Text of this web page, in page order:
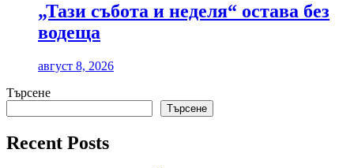
„Тази събота и неделя“ остава без
водеща
август 8, 2026
Търсене
Търсене
Recent Posts